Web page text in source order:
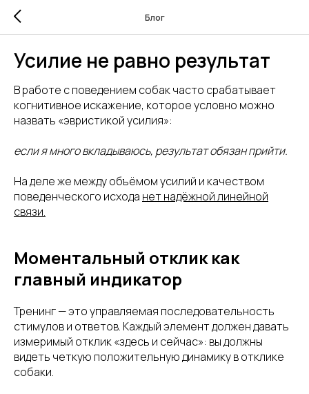
Блог
Усилие не равно результат
В работе с поведением собак часто срабатывает
когнитивное искажение, которое условно можно
назвать «эвристикой усилия»:
если я много вкладываюсь, результат обязан прийти.
На деле же между объёмом усилий и качеством
поведенческого исхода нет надёжной линейной
связи.
Моментальный отклик как
главный индикатор
Тренинг — это управляемая последовательность
стимулов и ответов. Каждый элемент должен давать
измеримый отклик «здесь и сейчас»: вы должны
видеть четкую положительную динамику в отклике
собаки.